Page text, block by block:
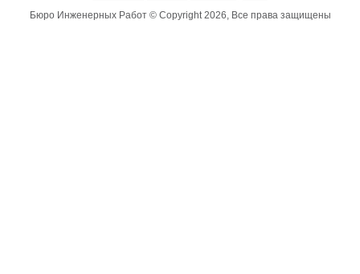
Бюро Инженерных Работ © Copyright 2026, Все права защищены